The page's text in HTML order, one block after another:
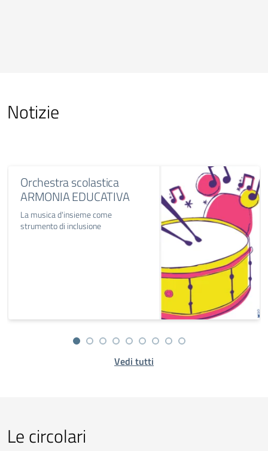
Notizie
Orchestra scolastica
ARMONIA EDUCATIVA
La musica d'insieme come
strumento di inclusione
Vedi tutti
Le circolari